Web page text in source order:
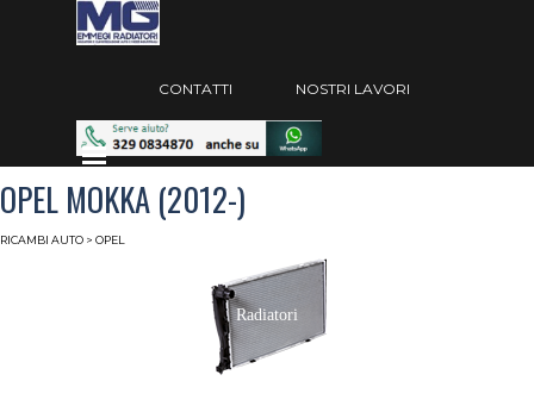
Vai ai contenuti
Salta menù
CONTATTI NOSTRI LAVORI
Salta menù
OPEL MOKKA (2012-)
RICAMBI AUTO > OPEL
Radiatori